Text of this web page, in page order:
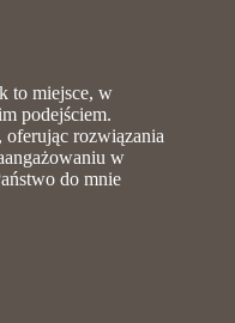
to miejsce, w
podejściem.
oferując rozwiązania
w
do mnie